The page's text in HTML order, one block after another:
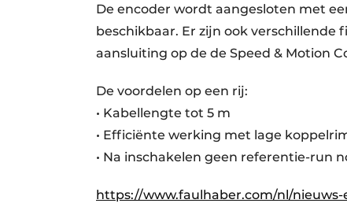
De encoder wordt aangesloten met
beschikbaar. Er zijn ook
aansluiting op de de Speed & Motion
De voordelen op een rij:
• Kabellengte tot 5 m
• Efficiënte werking met lage
• Na inschakelen geen referentie-run
https://www.faulhaber.com/nl/